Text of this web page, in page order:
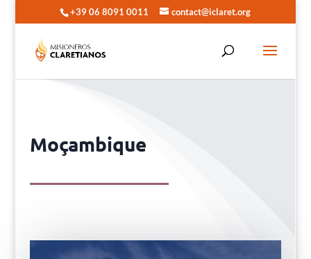
+39 06 8091 0011 contact@iclaret.org
Moçambique